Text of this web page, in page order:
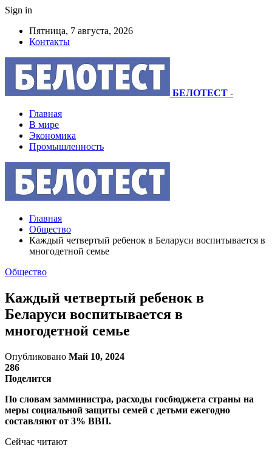
Sign in
Пятница, 7 августа, 2026
Контакты
БЕЛОТЕСТ -
Главная
В мире
Экономика
Промышленность
Главная
Общество
Каждый четвертый ребенок в Беларуси воспитывается в
многодетной семье
Общество
Каждый четвертый ребенок в
Беларуси воспитывается в
многодетной семье
Опубликовано Май 10, 2024
286
Поделится
По словам замминистра, расходы госбюджета страны на
меры социальной защиты семей с детьми ежегодно
составляют от 3% ВВП.
Сейчас читают